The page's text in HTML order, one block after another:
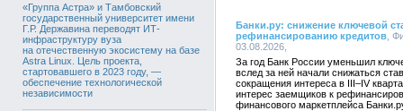
«Группа Астра» и Тамбовский
государственный университет имени
Г.Р. Державина переводят ИТ-
инфраструктуру вуза
на отечественную экосистему на базе
Astra Linux. Цель проекта,
стартовавшего в 2023 году, —
обеспечение технологической
независимости
Банки.ру: снижение ключевой
рефинансированию кредитов ,
03.08.2026,
За год Банк России уменьшил
вслед за ней начали снижаться
сокращения интереса в III–IV
интерес заемщиков к
финансового маркетплейса